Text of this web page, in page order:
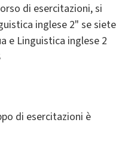
di esercitazioni, si
inglese 2" se siete
e Linguistica inglese 2
di esercitazioni è